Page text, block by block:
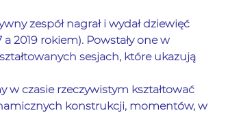
zespół nagrał i wydał dziewięć
2019 rokiem). Powstały one w
sesjach, które ukazują
w czasie rzeczywistym kształtować
konstrukcji, momentów, w